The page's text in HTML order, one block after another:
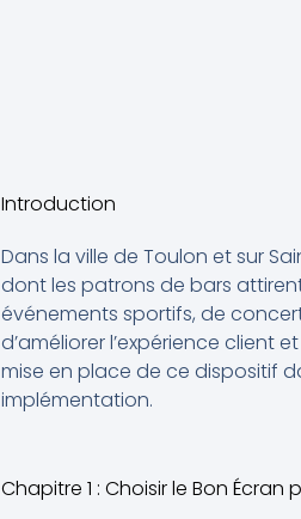
Introduction
Dans la ville de Toulon et sur
dont les patrons de bars
événements sportifs, de
d’améliorer l’expérience client
mise en place de ce dispositif
implémentation.
Chapitre 1 : Choisir le Bon